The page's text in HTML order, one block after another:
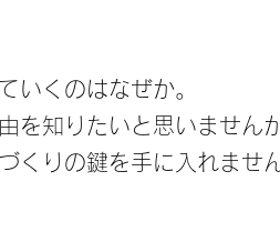
いくのはなぜか。
を知りたいと思いませんか
くりの鍵を手に入れません